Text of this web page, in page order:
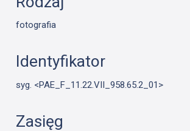
fotografia
Identyfikator
syg. <PAE_F_11.22.VII_958.65.2_01>
Zasięg